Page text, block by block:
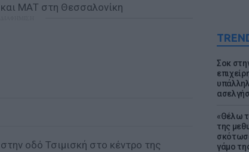
Σοκ
«Θέλω
της
γάμο
οδό Τσιμισκή στο κέντρο της